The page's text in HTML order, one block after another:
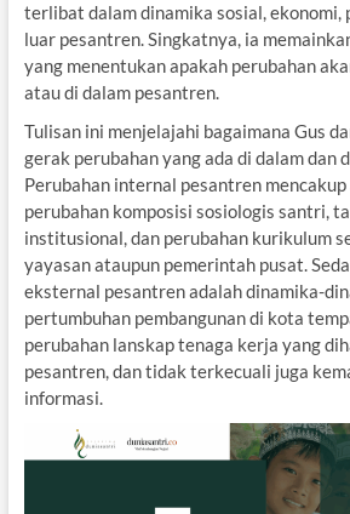
terlibat dalam dinamika sosial, ekonomi,
luar pesantren. Singkatnya, ia
yang menentukan apakah perubahan
atau di dalam pesantren.
Tulisan ini menjelajahi bagaimana Gus
gerak perubahan yang ada di dalam dan
Perubahan internal pesantren
perubahan komposisi sosiologis santri,
institusional, dan perubahan kurikulum
yayasan ataupun pemerintah pusat.
eksternal pesantren adalah dinamika-
pertumbuhan pembangunan di kota
perubahan lanskap tenaga kerja yang
pesantren, dan tidak terkecuali juga
informasi.